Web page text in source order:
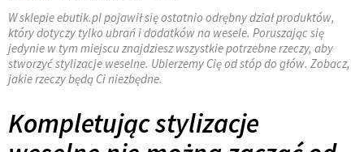
W sklepie ebutik.pl pojawił się ostatnio odrębny dział produktów,
który dotyczy tylko ubrań i dodatków na wesele. Poruszając się
jedynie w tym miejscu znajdziesz wszystkie potrzebne rzeczy, aby
stworzyć stylizacje weselne. Ubierzemy Cię od stóp do głów. Zobacz,
jakie rzeczy będą Ci niezbędne.
Kompletując stylizacje